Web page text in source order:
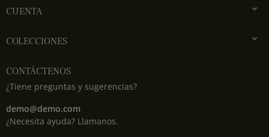
CUENTA 
COLECCIONES 
CONTÁCTENOS
¿Tiene preguntas y sugerencias?
demo@demo.com
¿Necesita ayuda? Llamanos.